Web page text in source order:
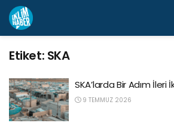
Etiket: SKA
SKA’larda Bir Adım İleri
9 TEMMUZ 2026